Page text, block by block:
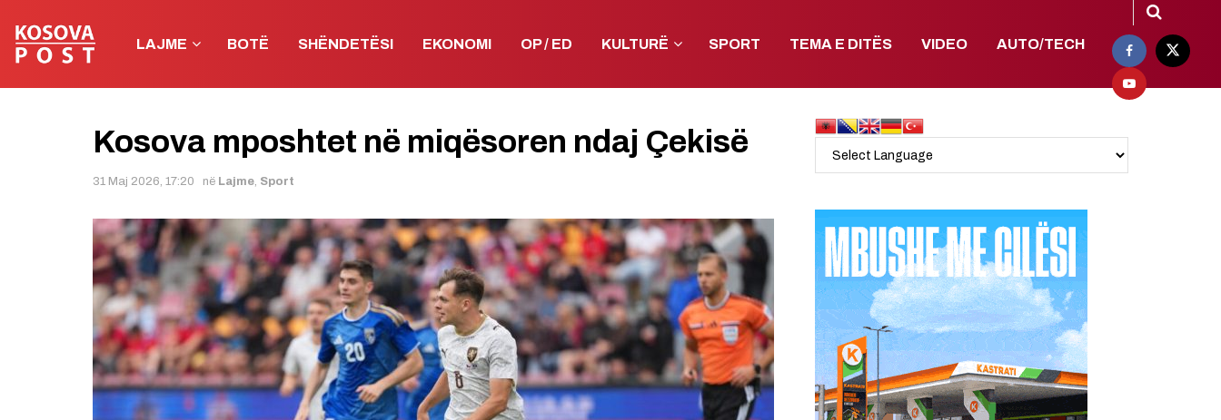
LAJME BOTË SHËNDETËSI EKONOMI OP / ED KULTURË SPORT TEMA E DITËS VIDEO AUTO/TECH
Kosova mposhtet në miqësoren ndaj Çekisë
31 Maj 2026, 17:20 në Lajme, Sport